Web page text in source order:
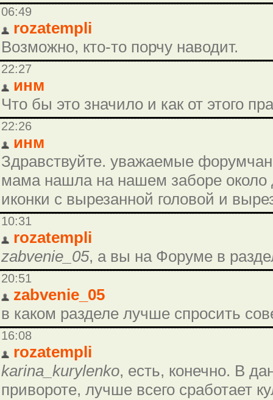
06:49
rozatempli
Возможно, кто-то порчу наводит.
22:27
инм
Что бы это значило и как от этого
22:26
инм
Здравствуйте. уважаемые
мама нашла на нашем заборе около
иконки с вырезанной головой и
10:31
rozatempli
zabvenie_05, а вы на Форуме в
20:51
zabvenie_05
в каком разделе лучше спросить
16:08
rozatempli
karina_kurylenko, есть, конечно. В
привороте, лучше всего сработает